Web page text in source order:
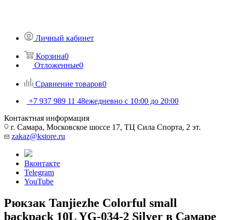
Личный кабинет
Корзина0
Отложенные0
Сравнение товаров0
+7 937 989 11 48ежедневно с 10:00 до 20:00
Контактная информация
г. Самара, Московское шоссе 17, ТЦ Сила Спорта, 2 эт.
zakaz@kstore.ru
Вконтакте
Telegram
YouTube
Рюкзак Tanjiezhe Colorful small
backpack 10L YG-034-2 Silver в Самаре